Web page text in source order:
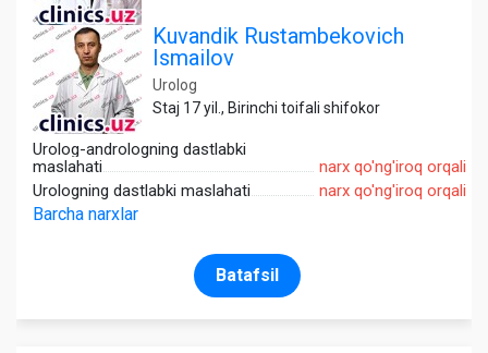
Kuvandik Rustambekovich
Ismailov
Urolog
Staj 17 yil., Birinchi toifali shifokor
Urolog-andrologning dastlabki
maslahati
narx qo'ng'iroq orqali
Urologning dastlabki maslahati
narx qo'ng'iroq orqali
Barcha narxlar
Batafsil